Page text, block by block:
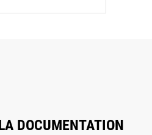
DOCUMENTATION